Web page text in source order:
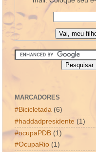
MARCADORES
#Bicicletada (6)
#haddadpresidente (1)
#ocupaPDB (1)
#OcupaRio (1)